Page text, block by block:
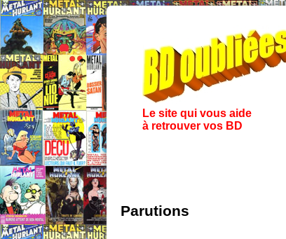
Le site qui vous aide
à retrouver vos BD
Parutions